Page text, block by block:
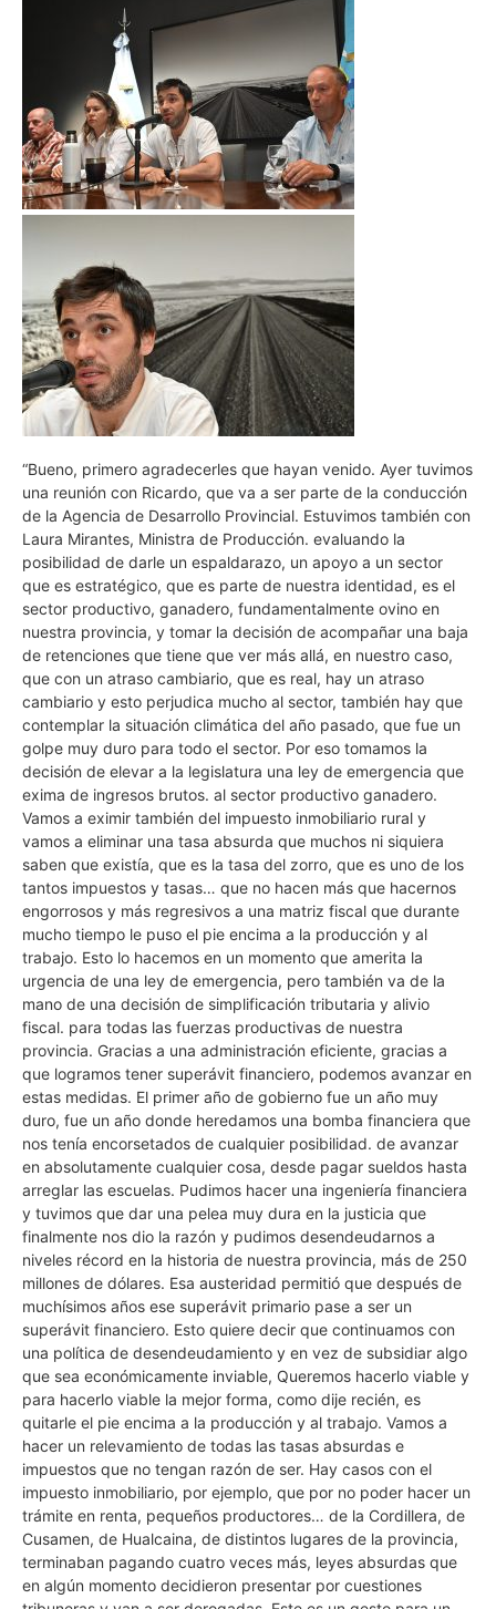
“Bueno, primero agradecerles que hayan venido. Ayer tuvimos
una reunión con Ricardo, que va a ser parte de la conducción
de la Agencia de Desarrollo Provincial. Estuvimos también con
Laura Mirantes, Ministra de Producción. evaluando la
posibilidad de darle un espaldarazo, un apoyo a un sector
que es estratégico, que es parte de nuestra identidad, es el
sector productivo, ganadero, fundamentalmente ovino en
nuestra provincia, y tomar la decisión de acompañar una baja
de retenciones que tiene que ver más allá, en nuestro caso,
que con un atraso cambiario, que es real, hay un atraso
cambiario y esto perjudica mucho al sector, también hay que
contemplar la situación climática del año pasado, que fue un
golpe muy duro para todo el sector. Por eso tomamos la
decisión de elevar a la legislatura una ley de emergencia que
exima de ingresos brutos. al sector productivo ganadero.
Vamos a eximir también del impuesto inmobiliario rural y
vamos a eliminar una tasa absurda que muchos ni siquiera
saben que existía, que es la tasa del zorro, que es uno de los
tantos impuestos y tasas… que no hacen más que hacernos
engorrosos y más regresivos a una matriz fiscal que durante
mucho tiempo le puso el pie encima a la producción y al
trabajo. Esto lo hacemos en un momento que amerita la
urgencia de una ley de emergencia, pero también va de la
mano de una decisión de simplificación tributaria y alivio
fiscal. para todas las fuerzas productivas de nuestra
provincia. Gracias a una administración eficiente, gracias a
que logramos tener superávit financiero, podemos avanzar en
estas medidas. El primer año de gobierno fue un año muy
duro, fue un año donde heredamos una bomba financiera que
nos tenía encorsetados de cualquier posibilidad. de avanzar
en absolutamente cualquier cosa, desde pagar sueldos hasta
arreglar las escuelas. Pudimos hacer una ingeniería financiera
y tuvimos que dar una pelea muy dura en la justicia que
finalmente nos dio la razón y pudimos desendeudarnos a
niveles récord en la historia de nuestra provincia, más de 250
millones de dólares. Esa austeridad permitió que después de
muchísimos años ese superávit primario pase a ser un
superávit financiero. Esto quiere decir que continuamos con
una política de desendeudamiento y en vez de subsidiar algo
que sea económicamente inviable, Queremos hacerlo viable y
para hacerlo viable la mejor forma, como dije recién, es
quitarle el pie encima a la producción y al trabajo. Vamos a
hacer un relevamiento de todas las tasas absurdas e
impuestos que no tengan razón de ser. Hay casos con el
impuesto inmobiliario, por ejemplo, que por no poder hacer un
trámite en renta, pequeños productores… de la Cordillera, de
Cusamen, de Hualcaina, de distintos lugares de la provincia,
terminaban pagando cuatro veces más, leyes absurdas que
en algún momento decidieron presentar por cuestiones